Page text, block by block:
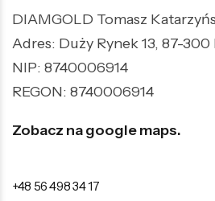
DIAMGOLD Tomasz
Adres: Duży Rynek 13, 87-
NIP: 8740006914
REGON: 8740006914
Zobacz na google maps.
+48 56 498 34 17